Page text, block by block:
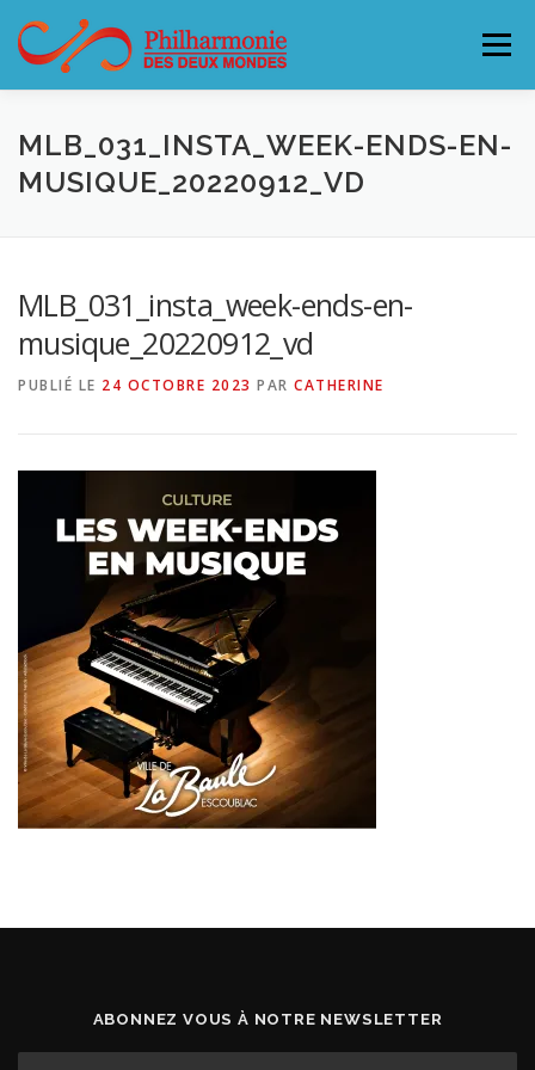
contenu
Menu
L’ORCHESTRE CONCERTS & BILLETTERIE 26-27
SOUTENEZ LA PHILHARMONIE CONTACT
MLB_031_INSTA_WEEK-ENDS-EN-
MUSIQUE_20220912_VD
MLB_031_insta_week-ends-en-
musique_20220912_vd
PUBLIÉ LE 24 OCTOBRE 2023 PAR CATHERINE
ABONNEZ VOUS À NOTRE NEWSLETTER